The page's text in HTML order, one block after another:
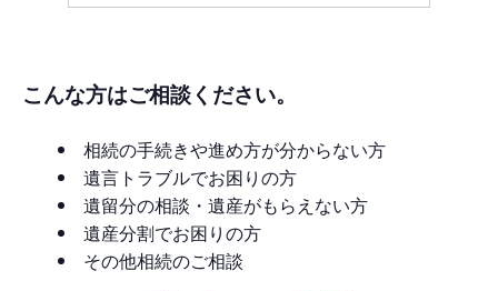
こんな方はご相談ください。
相続の手続きや進め方が分からない方
遺言トラブルでお困りの方
遺留分の相談・遺産がもらえない方
遺産分割でお困りの方
その他相続のご相談